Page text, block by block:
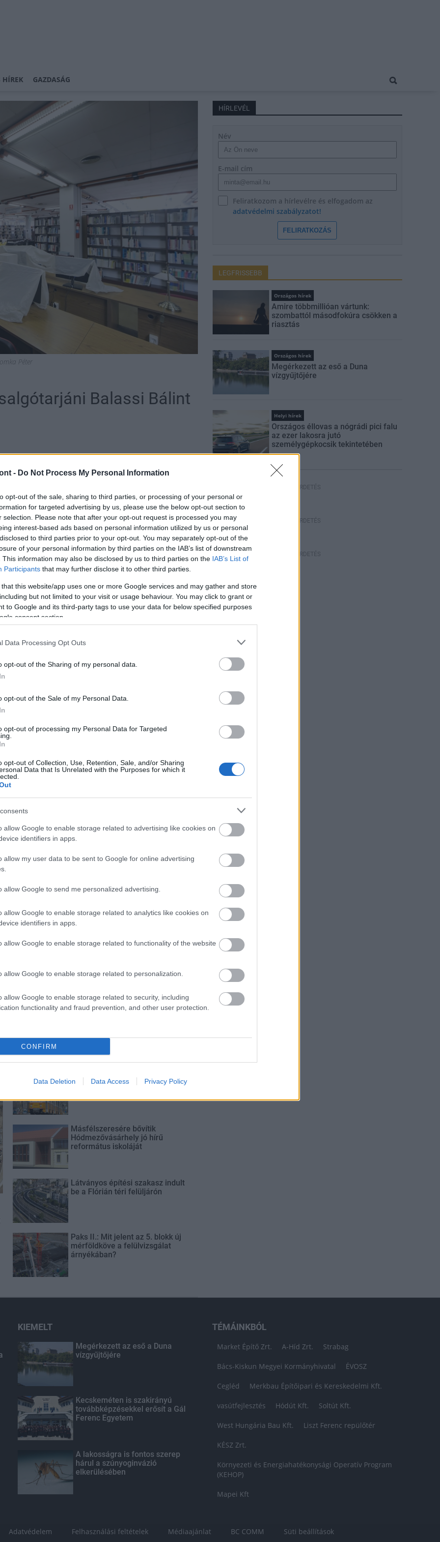
- Do Not Process My Personal Information
opt-out of the sale, sharing to third parties, or processing of your personal or
for targeted advertising by us, please use the below opt-out section to
selection. Please note that after your opt-out request is processed you may
interest-based ads based on personal information utilized by us or personal
to third parties prior to your opt-out. You may separately opt-out of the
of your personal information by third parties on the IAB’s list of downstream
This information may also be disclosed by us to third parties on the IAB’s List of
Participants that may further disclose it to other third parties.
that this website/app uses one or more Google services and may gather and store
but not limited to your visit or usage behaviour. You may click to grant or
to Google and its third-party tags to use your data for below specified purposes
consent section.
Data Processing Opt Outs
opt-out of the Sharing of my personal data.
opt-out of the Sale of my Personal Data.
opt-out of processing my Personal Data for Targeted
opt-out of Collection, Use, Retention, Sale, and/or Sharing
Data that Is Unrelated with the Purposes for which it
allow Google to enable storage related to advertising like cookies on
identifiers in apps.
allow my user data to be sent to Google for online advertising
allow Google to send me personalized advertising.
allow Google to enable storage related to analytics like cookies on
identifiers in apps.
allow Google to enable storage related to functionality of the website
allow Google to enable storage related to personalization.
allow Google to enable storage related to security, including
functionality and fraud prevention, and other user protection.
CONFIRM
Data Deletion Data Access Privacy Policy
HÍREK GAZDASÁG
Péter
Balassi Bálint
megelőző óvintézkedés miatt
Salgótarjánban 2020. március 12-én.
óvintézkedés miatt ideiglenesen bezárt Balassi
2020. március 12-én. MTI/Komka Péter
lép fel a
Nagyot lép előre Nógrád
csomópont épül Angyalföldön
Másfélszeresére bővítik
Hódmezővásárhely jó hírű
református iskoláját
Látványos építési szakasz indult
be a Flórián téri felüljárón
Paks II.: Mit jelent az 5. blokk új
mérföldköve a felülvizsgálat
árnyékában?
HÍRLEVÉL
Név
E-mail cím
Feliratkozom a hírlevélre és elfogadom az
adatvédelmi szabályzatot!
FELIRATKOZÁS
LEGFRISSEBB
Országos hírek
Amire többmillióan vártunk:
szombattól másodfokúra csökken a
riasztás
Országos hírek
Megérkezett az eső a Duna
vízgyűjtőjére
Helyi hírek
Országos éllovas a nógrádi pici falu
az ezer lakosra jutó
személygépkocsik tekintetében
HIRDETÉS
HIRDETÉS
HIRDETÉS
KIEMELT
Megérkezett az eső a Duna
vízgyűjtőjére
Kecskeméten is szakirányú
továbbképzésekkel erősít a Gál
Ferenc Egyetem
A lakosságra is fontos szerep
hárul a szúnyoginvázió
elkerülésében
TÉMÁINKBÓL
Market Építő Zrt. A-Híd Zrt. Strabag
Bács-Kiskun Megyei Kormányhivatal ÉVOSZ
Cegléd Merkbau Építőipari és Kereskedelmi Kft.
vasútfejlesztés Hódút Kft. Soltút Kft.
West Hungária Bau Kft. Liszt Ferenc repülőtér
KÉSZ Zrt.
Környezeti és Energiahatékonysági Operatív Program
(KEHOP)
Mapei Kft
Adatvédelem Felhasználási feltételek Médiaajánlat BC COMM
Süti beállítások